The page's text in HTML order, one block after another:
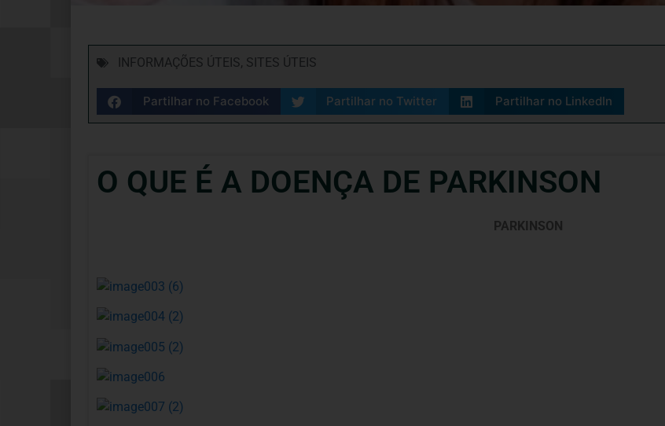
INFORMAÇÕES ÚTEIS, SITES ÚTEIS
Partilhar no Facebook Partilhar no Twitter Partilhar no LinkedIn
O QUE É A DOENÇA DE PARKINSON
PARKINSON